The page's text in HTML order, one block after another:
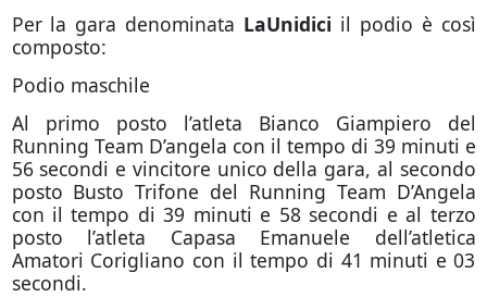
Per la gara denominata LaUnidici il podio è così
composto:
Podio maschile
Al primo posto l’atleta Bianco Giampiero del
Running Team D’angela con il tempo di 39 minuti e
56 secondi e vincitore unico della gara, al secondo
posto Busto Trifone del Running Team D’Angela
con il tempo di 39 minuti e 58 secondi e al terzo
posto l’atleta Capasa Emanuele dell’atletica
Amatori Corigliano con il tempo di 41 minuti e 03
secondi.